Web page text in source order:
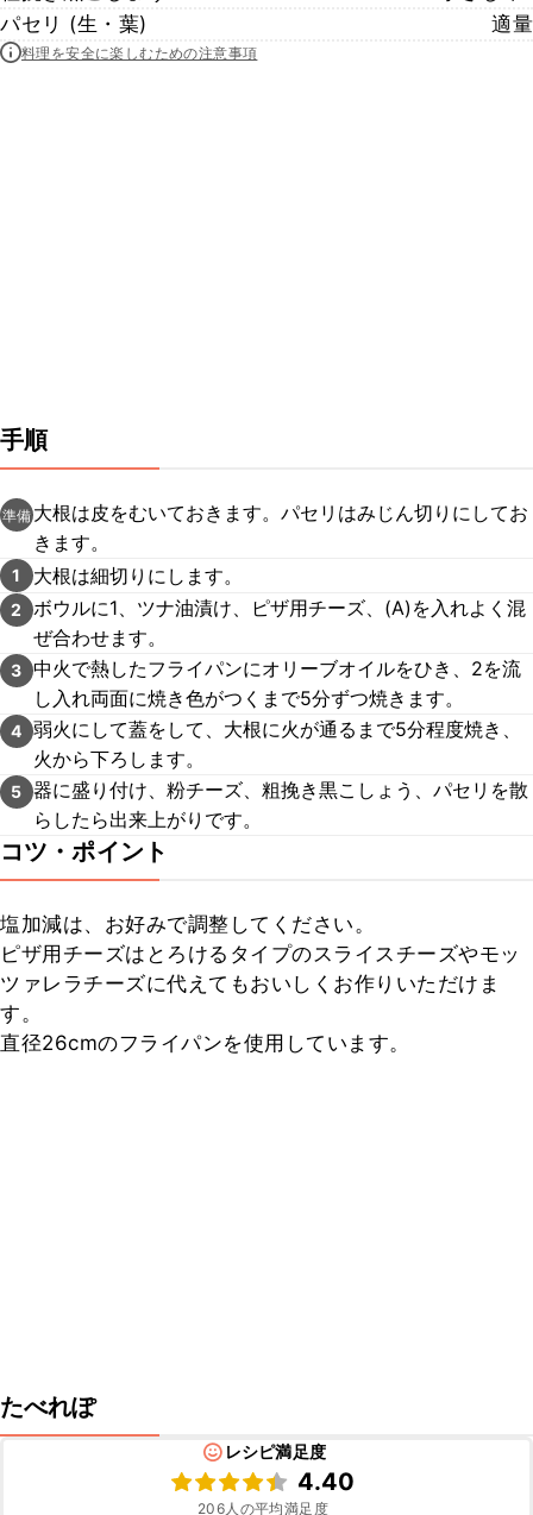
パセリ (生・葉)
適量
料理を安全に楽しむための注意事項
手順
準備 大根は皮をむいておきます。パセリはみじん切りにしてお
きます。
1 大根は細切りにします。
2
ボウルに1、ツナ油漬け、ピザ用チーズ、(A)を入れよく混
ぜ合わせます。
3 中火で熱したフライパンにオリーブオイルをひき、2を流
し入れ両面に焼き色がつくまで5分ずつ焼きます。
4 弱火にして蓋をして、大根に火が通るまで5分程度焼き、
火から下ろします。
5 器に盛り付け、粉チーズ、粗挽き黒こしょう、パセリを散
らしたら出来上がりです。
コツ・ポイント
塩加減は、お好みで調整してください。
ピザ用チーズはとろけるタイプのスライスチーズやモッ
ツァレラチーズに代えてもおいしくお作りいただけま
す。
直径26cmのフライパンを使用しています。
たべれぽ
レシピ満足度
4.40
206人の平均満足度